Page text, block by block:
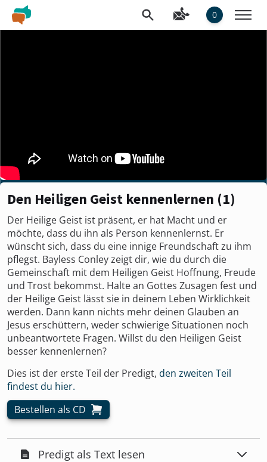
0
Den Heiligen Geist kennenlernen (1)
Der Heilige Geist ist präsent, er hat Macht und er
möchte, dass du ihn als Person kennenlernst. Er
wünscht sich, dass du eine innige Freundschaft zu ihm
pflegst. Bayless Conley zeigt dir, wie du durch die
Gemeinschaft mit dem Heiligen Geist Hoffnung, Freude
und Trost bekommst. Halte an Gottes Zusagen fest und
der Heilige Geist lässt sie in deinem Leben Wirklichkeit
werden. Dann kann nichts mehr deinen Glauben an
Jesus erschüttern, weder schwierige Situationen noch
unbeantwortete Fragen. Willst du den Heiligen Geist
besser kennenlernen?
Dies ist der erste Teil der Predigt, den zweiten Teil
findest du hier.
Bestellen als CD
Predigt als Text lesen